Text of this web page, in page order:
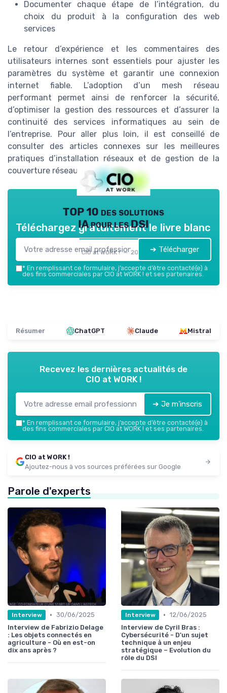
Documenter chaque étape de l’intégration, du
choix du produit à la configuration des web
services
Le retour d’expérience et les commentaires des
utilisateurs internes sont essentiels pour ajuster les
paramètres du système et garantir une connexion
internet fiable. L’adoption d’un mesh réseau
performant permet ainsi de renforcer la sécurité,
d’optimiser la gestion des ressources et d’assurer la
continuité des services informatiques au sein de
l’entreprise. Pour aller plus loin, il est conseillé de
consulter des articles connexes sur les meilleures
pratiques d’installation réseaux et de gestion de la
couverture réseau.
TOP 10 des solutions
IA pour les DSI
CIO at WORK ! — 2026
Téléchargez gratuitement le livre blanc
➔ Télécharger
* En remplissant ce formulaire, j’accepte d’être contacté(e) à
des fins commerciales par CIO at WORK ! et ses partenaires.
Résumer ChatGPT Claude Mistral
Recevez les dernières actualités de
CIO at WORK !
➔ Je m'inscris
* En remplissant ce formulaire, j’accepte d’être contacté(e) à
des fins commerciales par CIO at WORK ! et ses partenaires.
CIO at WORK !
Ajoutez-nous à vos sources préférées sur Google
Parole d'experts
Interview • 30/06/2025
Interview de Fabrizio Delage
: Les objets connectés en
agriculture - Où en est-on
dix ans après ?
Interview • 12/06/2025
Interview de Cyril Bras :
Cybersécurité - D'un sujet
technique à un enjeu
stratégique – Evolution du
rôle du DSI